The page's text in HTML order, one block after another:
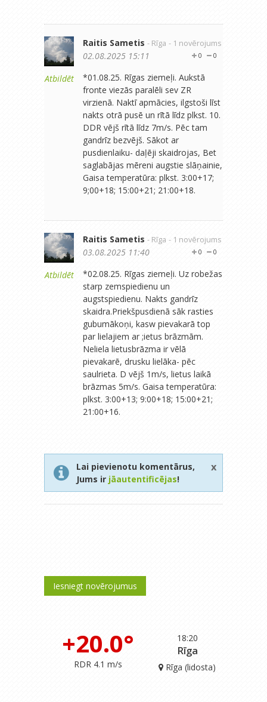
Atbildēt
Raitis Sametis - Rīga - 1 novērojums
0
0
02.08.2025 15:11
*01.08.25. Rīgas ziemeļi. Aukstā
fronte viezās paralēli sev ZR
virzienā. Naktī apmācies, ilgstoši līst
nakts otrā pusē un rītā līdz plkst. 10.
DDR vējš rītā līdz 7m/s. Pēc tam
gandrīz bezvējš. Sākot ar
pusdienlaiku- daļēji skaidrojas, Bet
saglabājas mēreni augstie slāņainie,
Gaisa temperatūra: plkst. 3:00+17;
9;00+18; 15:00+21; 21:00+18.
Atbildēt
Raitis Sametis - Rīga - 1 novērojums
0
0
03.08.2025 11:40
*02.08.25. Rīgas ziemeļi. Uz robežas
starp zemspiedienu un
augstspiedienu. Nakts gandrīz
skaidra.Priekšpusdienā sāk rasties
gubumākoņi, kasw pievakarā top
par lielajiem ar ;ietus brāzmām.
Neliela lietusbrāzma ir vēlā
pievakarē, drusku lielāka- pēc
saulrieta. D vējš 1m/s, lietus laikā
brāzmas 5m/s. Gaisa temperatūra:
plkst. 3:00+13; 9:00+18; 15:00+21;
21:00+16.
Lai pievienotu komentārus,
Jums ir jāautentificējas!
x
Iesniegt novērojumus
18:20
+20.0°
RDR 4.1 m/s
Rīga
Rīga (lidosta)